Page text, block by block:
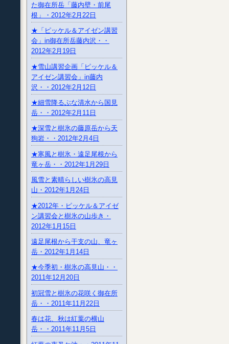
た御在所岳「藤内壁・前尾
根」・2012年2月22日
★「ピッケル＆アイゼン講習
会」in御在所岳藤内沢・・
2012年2月19日
★雪山講習企画「ピッケル＆
アイゼン講習会」in藤内
沢・・2012年2月12日
★細雪降るぶな清水から国見
岳・・2012年2月11日
★深雪と樹氷の藤原岳から天
狗岩・・2012年2月4日
★寒風と樹氷・遠足尾根から
竜ヶ岳・・2012年1月29日
風雪と素晴らしい樹氷の高見
山・2012年1月24日
★2012年・ピッケル＆アイゼ
ン講習会と樹氷の山歩き・
2012年1月15日
遠足尾根から干支の山、竜ヶ
岳・2012年1月14日
★今季初・樹氷の高見山・・
2011年12月20日
初冠雪と樹氷の花咲く御在所
岳・・2011年11月22日
春は花、秋は紅葉の横山
岳・・2011年11月5日